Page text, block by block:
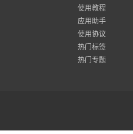
使用教程
应用助手
使用协议
热门标签
热门专题